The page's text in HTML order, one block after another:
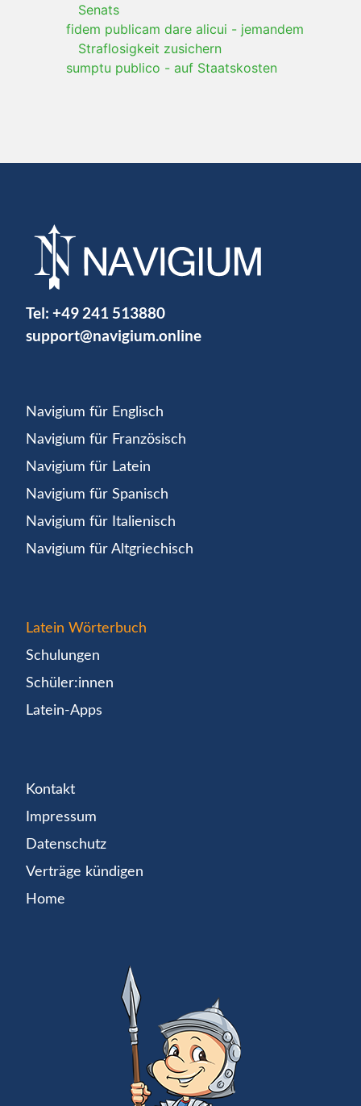
Senats
fidem publicam dare alicui - jemandem
Straflosigkeit zusichern
sumptu publico - auf Staatskosten
Tel: +49 241 513880
support@navigium.online
Navigium für Englisch
Navigium für Französisch
Navigium für Latein
Navigium für Spanisch
Navigium für Italienisch
Navigium für Altgriechisch
Latein Wörterbuch
Schulungen
Schüler:innen
Latein-Apps
Kontakt
Impressum
Datenschutz
Verträge kündigen
Home